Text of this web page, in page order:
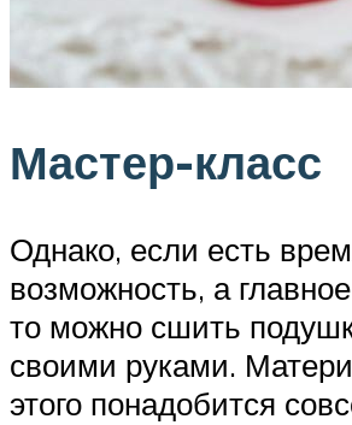
Мастер-класс
Однако, если есть
возможность, а
то можно сшить
своими руками.
этого понадобится